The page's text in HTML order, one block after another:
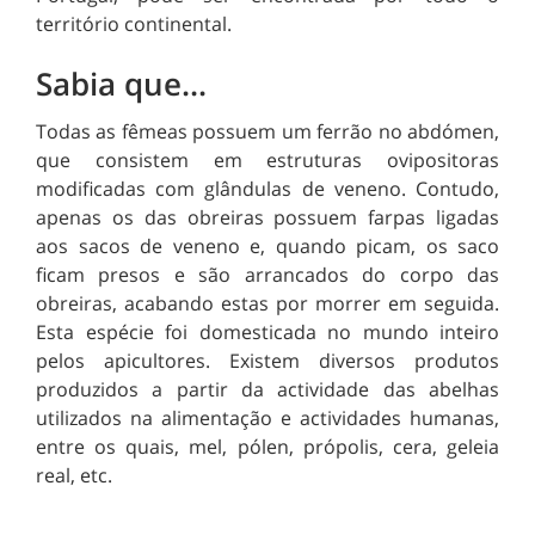
território continental.
Sabia que...
Todas as fêmeas possuem um ferrão no abdómen,
que consistem em estruturas ovipositoras
modificadas com glândulas de veneno. Contudo,
apenas os das obreiras possuem farpas ligadas
aos sacos de veneno e, quando picam, os saco
ficam presos e são arrancados do corpo das
obreiras, acabando estas por morrer em seguida.
Esta espécie foi domesticada no mundo inteiro
pelos apicultores. Existem diversos produtos
produzidos a partir da actividade das abelhas
utilizados na alimentação e actividades humanas,
entre os quais, mel, pólen, própolis, cera, geleia
real, etc.